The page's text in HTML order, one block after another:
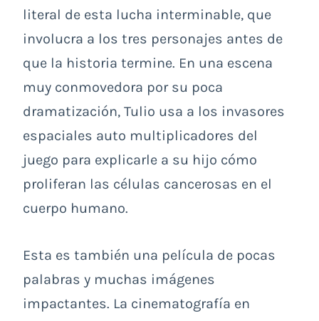
literal de esta lucha interminable, que
involucra a los tres personajes antes de
que la historia termine. En una escena
muy conmovedora por su poca
dramatización, Tulio usa a los invasores
espaciales auto multiplicadores del
juego para explicarle a su hijo cómo
proliferan las células cancerosas en el
cuerpo humano.
Esta es también una película de pocas
palabras y muchas imágenes
impactantes. La cinematografía en